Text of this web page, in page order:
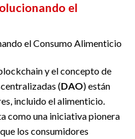
el
el Consumo Alimenticio
y el concepto de
(DAO) están
incluido el alimenticio.
como una iniciativa pionera
los consumidores